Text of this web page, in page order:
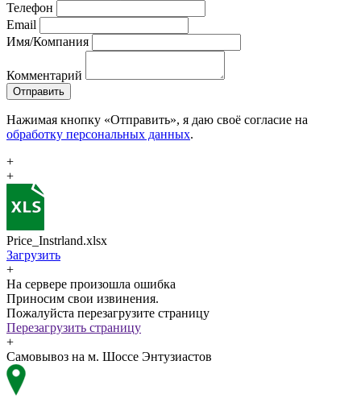
Телефон
Email
Имя/Компания
Комментарий
Отправить
Нажимая кнопку «Отправить», я даю своё согласие на
обработку персональных данных.
+
+
Price_Instrland.xlsx
Загрузить
+
На сервере произошла ошибка
Приносим свои извинения.
Пожалуйста перезагрузите страницу
Перезагрузить страницу
+
Самовывоз на м. Шоссе Энтузиастов